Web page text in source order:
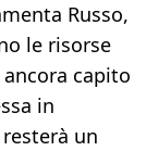
Russo,
le risorse
capito
in
un